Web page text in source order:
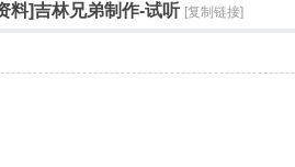
料]吉林兄弟制作-试听 [复制链接]